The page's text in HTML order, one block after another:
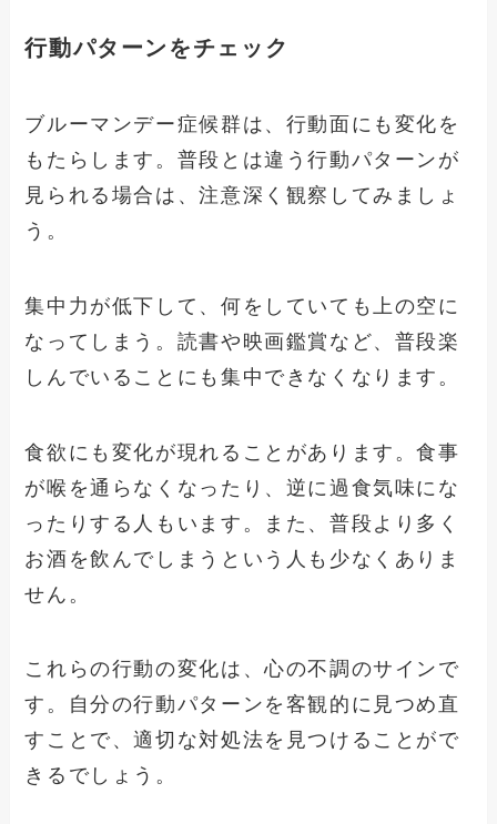
行動パターンをチェック
ブルーマンデー症候群は、行動面にも変化を
もたらします。普段とは違う行動パターンが
見られる場合は、注意深く観察してみましょ
う。
集中力が低下して、何をしていても上の空に
なってしまう。読書や映画鑑賞など、普段楽
しんでいることにも集中できなくなります。
食欲にも変化が現れることがあります。食事
が喉を通らなくなったり、逆に過食気味にな
ったりする人もいます。また、普段より多く
お酒を飲んでしまうという人も少なくありま
せん。
これらの行動の変化は、心の不調のサインで
す。自分の行動パターンを客観的に見つめ直
すことで、適切な対処法を見つけることがで
きるでしょう。